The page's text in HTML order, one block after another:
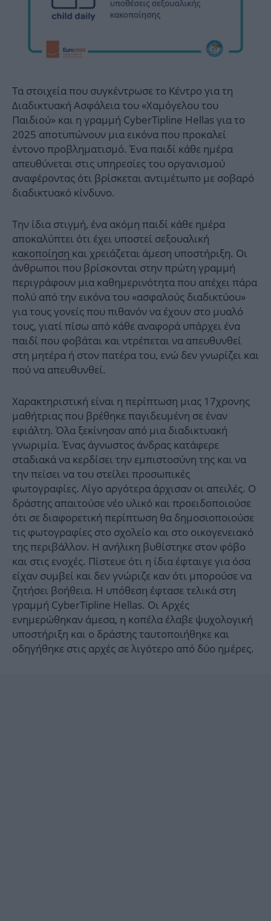
Τα στοιχεία που συγκέντρωσε το Κέντρο για τη
Διαδικτυακή Ασφάλεια του «Χαμόγελου του
Παιδιού» και η γραμμή CyberTipline Hellas για το
2025 αποτυπώνουν μια εικόνα που προκαλεί
έντονο προβληματισμό. Ένα παιδί κάθε ημέρα
απευθύνεται στις υπηρεσίες του οργανισμού
αναφέροντας ότι βρίσκεται αντιμέτωπο με σοβαρό
διαδικτυακό κίνδυνο.
Την ίδια στιγμή, ένα ακόμη παιδί κάθε ημέρα
αποκαλύπτει ότι έχει υποστεί σεξουαλική
κακοποίηση και χρειάζεται άμεση υποστήριξη. Οι
άνθρωποι που βρίσκονται στην πρώτη γραμμή
περιγράφουν μια καθημερινότητα που απέχει πάρα
πολύ από την εικόνα του «ασφαλούς διαδικτύου»
για τους γονείς που πιθανόν να έχουν στο μυαλό
τους, γιατί πίσω από κάθε αναφορά υπάρχει ένα
παιδί που φοβάται και ντρέπεται να απευθυνθεί
στη μητέρα ή στον πατέρα του, ενώ δεν γνωρίζει και
πού να απευθυνθεί.
Χαρακτηριστική είναι η περίπτωση μιας 17χρονης
μαθήτριας που βρέθηκε παγιδευμένη σε έναν
εφιάλτη. Όλα ξεκίνησαν από μια διαδικτυακή
γνωριμία. Ένας άγνωστος άνδρας κατάφερε
σταδιακά να κερδίσει την εμπιστοσύνη της και να
την πείσει να του στείλει προσωπικές
φωτογραφίες. Λίγο αργότερα άρχισαν οι απειλές. Ο
δράστης απαιτούσε νέο υλικό και προειδοποιούσε
ότι σε διαφορετική περίπτωση θα δημοσιοποιούσε
τις φωτογραφίες στο σχολείο και στο οικογενειακό
της περιβάλλον. Η ανήλικη βυθίστηκε στον φόβο
και στις ενοχές. Πίστευε ότι η ίδια έφταιγε για όσα
είχαν συμβεί και δεν γνώριζε καν ότι μπορούσε να
ζητήσει βοήθεια. Η υπόθεση έφτασε τελικά στη
γραμμή CyberTipline Hellas. Οι Αρχές
ενημερώθηκαν άμεσα, η κοπέλα έλαβε ψυχολογική
υποστήριξη και ο δράστης ταυτοποιήθηκε και
οδηγήθηκε στις αρχές σε λιγότερο από δύο ημέρες.